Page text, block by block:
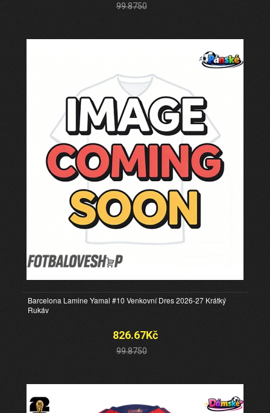
99.8750
Barcelona Lamine Yamal #10 Venkovní Dres 2026-27 Krátký
Rukáv
826.67Kč
99.8750